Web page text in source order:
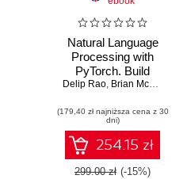
Natural Language
Processing with
PyTorch. Build
Intelligent
Applications Using
Deep Learning
Delip Rao, Brian McMahan
(179,40 zł najniższa cena z 30
dni)
254.15 zł
299.00 zł (-15%)